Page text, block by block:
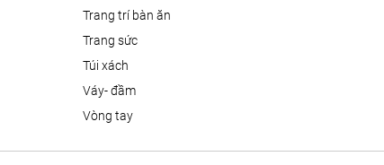
trang trí bàn ăn
trang sức
túi xách
váy- đầm
vòng tay